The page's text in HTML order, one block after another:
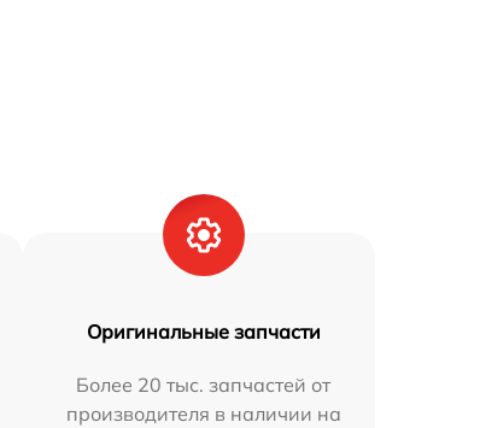
Оригинальные запчасти
Более 20 тыс. запчастей от
производителя в наличии на